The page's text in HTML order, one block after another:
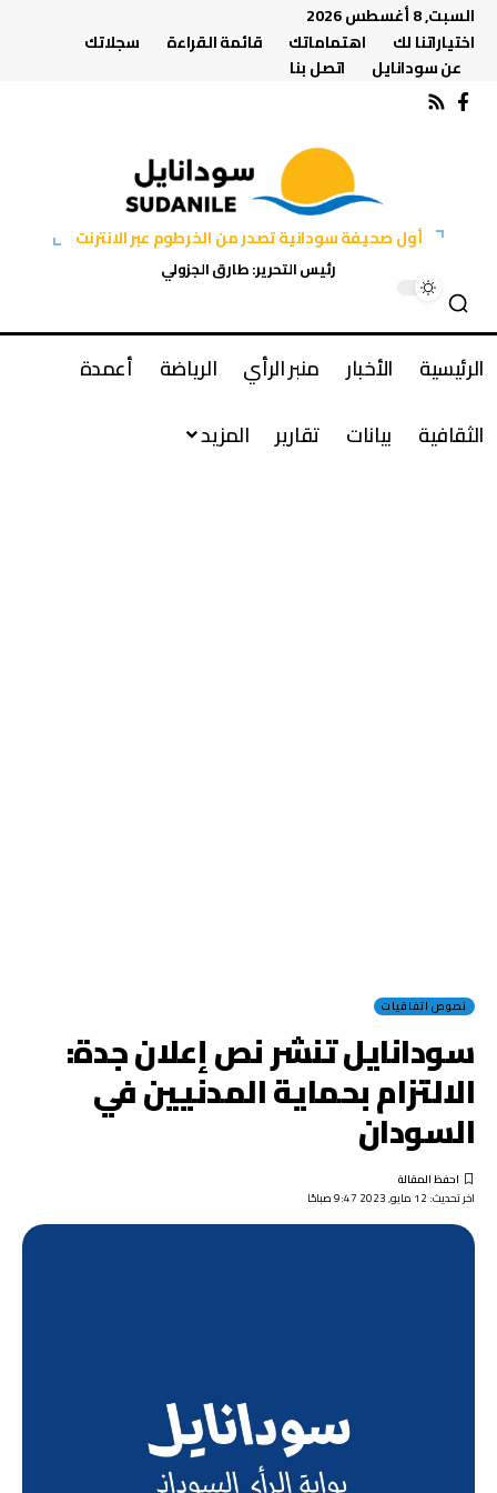
السبت, 8 أغسطس 2026
اختياراتنا لك
اهتماماتك قائمة القراءة
سجلاتك
عن سودانايل
اتصل بنا
أول صحيفة سودانية تصدر من الخرطوم عبر الانترنت
رئيس التحرير: طارق الجزولي
الرئيسية الأخبار منبر الرأي الرياضة
أعمدة
الثقافية
بيانات تقارير المزيد
نصوص اتفاقيات
سودانايل تنشر نص إعلان جدة:
الالتزام بحماية المدنيين في
السودان
اخر تحديث: 12 مايو, 2023 9:47 صباحًا